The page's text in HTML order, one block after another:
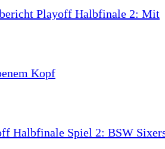
Playoff Halbfinale 2: Mit
Kopf
Halbfinale Spiel 2: BSW